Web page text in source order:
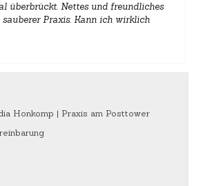
überbrückt. Nettes und freundliches
sauberer Praxis. Kann ich wirklich